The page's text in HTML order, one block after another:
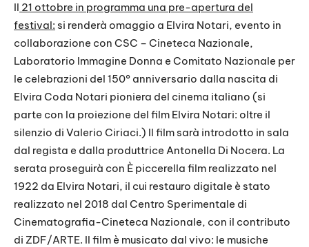
o
P
l
a
y
e
r
Il 21 ottobre in programma una pre-apertura del
festival: si renderà omaggio a Elvira Notari, evento in
collaborazione con CSC – Cineteca Nazionale,
Laboratorio Immagine Donna e Comitato Nazionale per
le celebrazioni del 150° anniversario dalla nascita di
Elvira Coda Notari pioniera del cinema italiano (si
parte con la proiezione del film Elvira Notari: oltre il
silenzio di Valerio Ciriaci.) Il film sarà introdotto in sala
dal regista e dalla produttrice Antonella Di Nocera. La
serata proseguirà con È piccerella film realizzato nel
1922 da Elvira Notari, il cui restauro digitale è stato
realizzato nel 2018 dal Centro Sperimentale di
Cinematografia-Cineteca Nazionale, con il contributo
di ZDF/ARTE. Il film è musicato dal vivo: le musiche